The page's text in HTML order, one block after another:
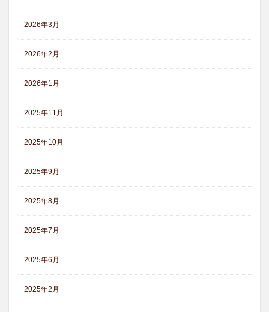
2026年3月
2026年2月
2026年1月
2025年11月
2025年10月
2025年9月
2025年8月
2025年7月
2025年6月
2025年2月